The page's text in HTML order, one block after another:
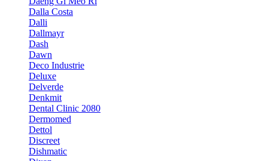
Dalla Costa
Dalli
Dallmayr
Dash
Dawn
Deco Industrie
Deluxe
Delverde
Denkmit
Dental Clinic 2080
Dermomed
Dettol
Discreet
Dishmatic